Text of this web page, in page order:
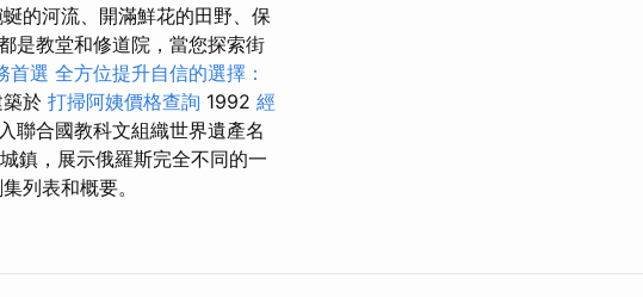
的河流、開滿鮮花的田野、保
是教堂和修道院，當您探索街
首選 全方位提升自信的選擇：
於 打掃阿姨價格查詢 1992 經
聯合國教科文組織世界遺產名
鎮，展示俄羅斯完全不同的一
列表和概要。